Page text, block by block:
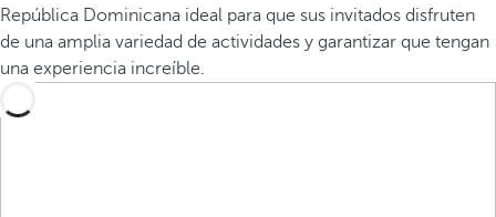
República Dominicana ideal para que sus invitados disfruten
de una amplia variedad de actividades y garantizar que tengan
una experiencia increíble.